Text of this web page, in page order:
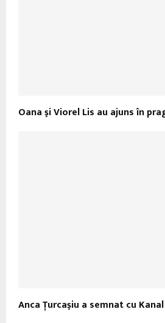
Oana şi Viorel Lis au ajuns în
Anca Ţurcaşiu a semnat cu